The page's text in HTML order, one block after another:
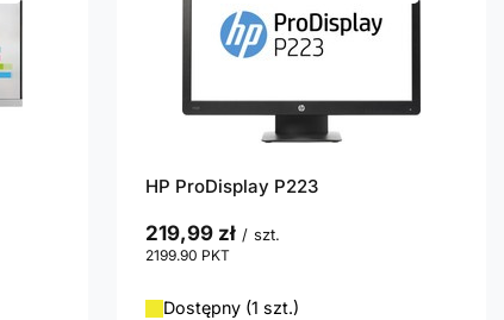
HP ProDisplay P223
219,99 zł / szt.
2199.90 PKT
Dostępny (1 szt.)